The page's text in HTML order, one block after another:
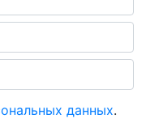
данных.